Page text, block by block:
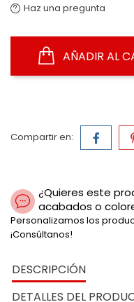
Haz una pregunta
AÑADIR AL
Compartir en:
¿Quieres este
acabados o
Personalizamos los
¡Consúltanos!
DESCRIPCIÓN
DETALLES DEL